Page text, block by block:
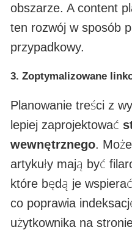
obszarze. A content
ten rozwój w sposób
przypadkowy.
3. Zoptymalizowane
Planowanie treści z
lepiej zaprojektować
wewnętrznego.
artykuły mają być
które będą je
co poprawia
użytkownika na